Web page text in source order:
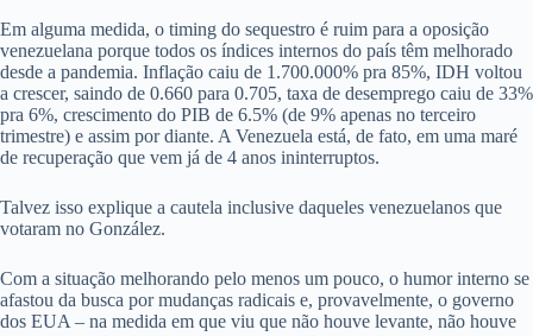
Em alguma medida, o timing do sequestro é ruim para a oposição
venezuelana porque todos os índices internos do país têm melhorado
desde a pandemia. Inflação caiu de 1.700.000% pra 85%, IDH voltou
a crescer, saindo de 0.660 para 0.705, taxa de desemprego caiu de 33%
pra 6%, crescimento do PIB de 6.5% (de 9% apenas no terceiro
trimestre) e assim por diante. A Venezuela está, de fato, em uma maré
de recuperação que vem já de 4 anos ininterruptos.
Talvez isso explique a cautela inclusive daqueles venezuelanos que
votaram no González.
Com a situação melhorando pelo menos um pouco, o humor interno se
afastou da busca por mudanças radicais e, provavelmente, o governo
dos EUA – na medida em que viu que não houve levante, não houve